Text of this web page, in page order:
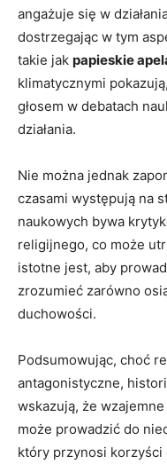
angażuje się w
dostrzegając w tym
takie jak papieskie
klimatycznymi
głosem w debatach
działania.
Nie można jednak
czasami występują na
naukowych bywa
religijnego, co może
istotne jest, aby
zrozumieć zarówno
duchowości.
Podsumowując, choć
antagonistyczne,
wskazują, że
może prowadzić do
który przynosi korzyści